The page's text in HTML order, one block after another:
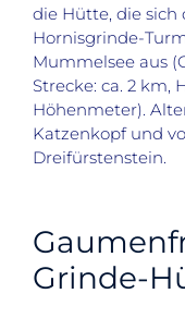
die Hütte, die
Hornisgrinde-
Mummelsee aus
Strecke: ca. 2 km,
Höhenmeter).
Katzenkopf und
Dreifürstenstein.
Grinde-